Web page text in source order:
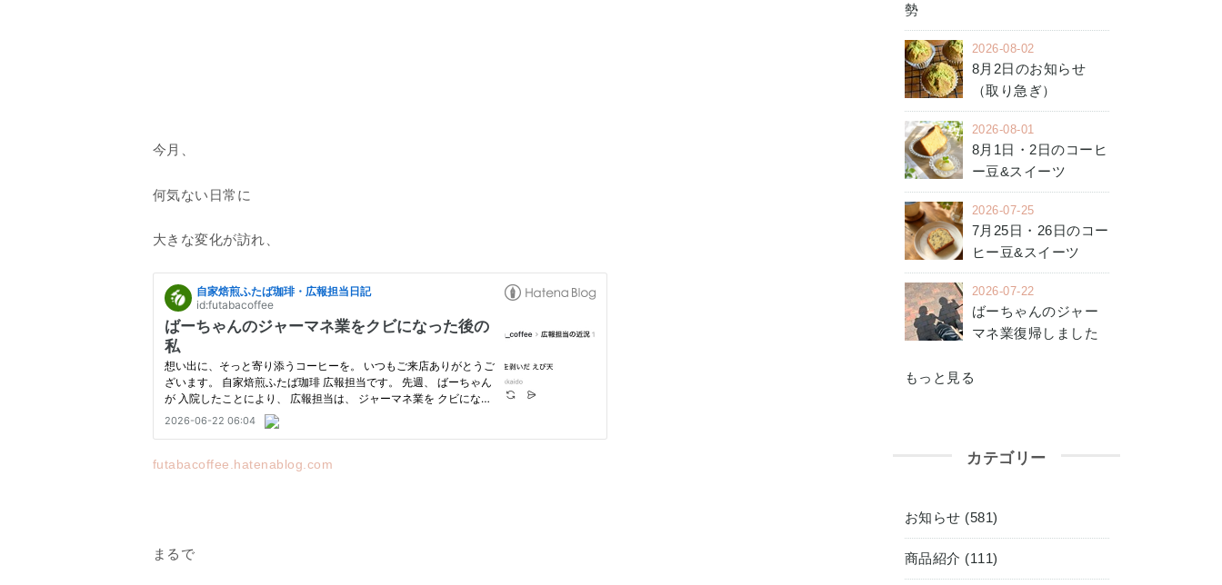
今月、
何気ない日常に
大きな変化が訪れ、
futabacoffee.hatenablog.com
まるで
勢
2026-08-02
8月2日のお知らせ
（取り急ぎ）
2026-08-01
8月1日・2日のコーヒ
ー豆&スイーツ
2026-07-25
7月25日・26日のコー
ヒー豆&スイーツ
2026-07-22
ばーちゃんのジャー
マネ業復帰しました
もっと見る
カテゴリー
お知らせ (581)
商品紹介 (111)